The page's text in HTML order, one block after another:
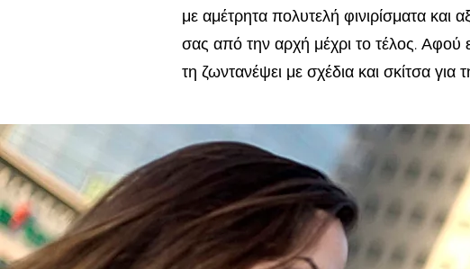
με αμέτρητα πολυτελή φινιρίσματα
σας από την αρχή μέχρι το τέλος. Αφού
τη ζωντανέψει με σχέδια και σκίτσα για